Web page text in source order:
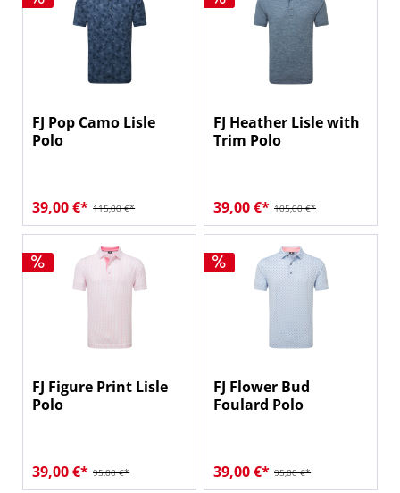
FJ Pop Camo Lisle
Polo
115,00 €*
39,00 €*
FJ Heather Lisle with
Trim Polo
105,00 €*
39,00 €*
FJ Figure Print Lisle
Polo
95,00 €*
39,00 €*
FJ Flower Bud
Foulard Polo
95,00 €*
39,00 €*